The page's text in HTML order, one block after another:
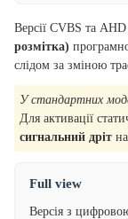
Версії CVBS та
розмітка)
слідом за зміною
У стандартних
Для активації
сигнальний дріт
Full view
Версія з